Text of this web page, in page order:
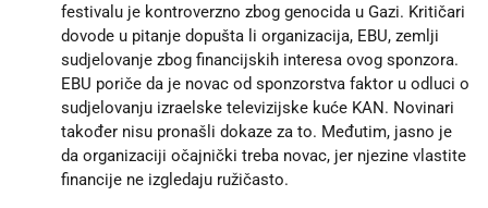
festivalu je kontroverzno zbog genocida u Gazi. Kritičari
dovode u pitanje dopušta li organizacija, EBU, zemlji
sudjelovanje zbog financijskih interesa ovog sponzora.
EBU poriče da je novac od sponzorstva faktor u odluci o
sudjelovanju izraelske televizijske kuće KAN. Novinari
također nisu pronašli dokaze za to. Međutim, jasno je
da organizaciji očajnički treba novac, jer njezine vlastite
financije ne izgledaju ružičasto.